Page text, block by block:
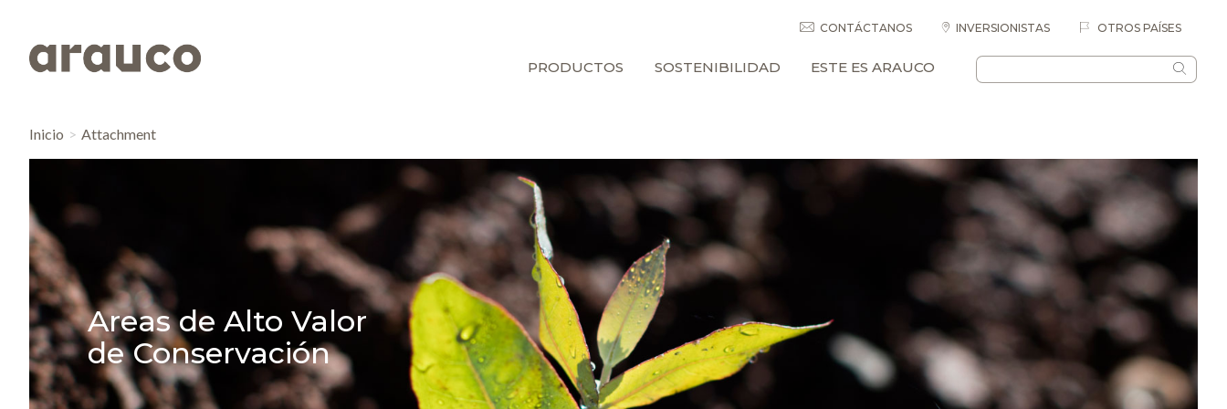
CONTÁCTANOS INVERSIONISTAS OTROS PAÍSES
PRODUCTOS SOSTENIBILIDAD ESTE ES ARAUCO
Inicio Attachment
Areas de Alto Valor
de Conservación